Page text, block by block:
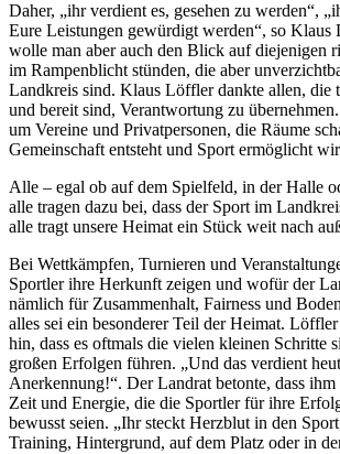
Daher, „ihr verdient es, gesehen zu werden“,
Eure Leistungen gewürdigt werden“, so
wolle man aber auch den Blick auf diejenigen
im Rampenblicht stünden, die aber
Landkreis sind. Klaus Löffler dankte allen, die
und bereit sind, Verantwortung zu
um Vereine und Privatpersonen, die Räume
Gemeinschaft entsteht und Sport ermöglicht
Alle – egal ob auf dem Spielfeld, in der Halle
alle tragen dazu bei, dass der Sport im
alle tragt unsere Heimat ein Stück weit nach
Bei Wettkämpfen, Turnieren und
Sportler ihre Herkunft zeigen und wofür der
nämlich für Zusammenhalt, Fairness und
alles sei ein besonderer Teil der Heimat.
hin, dass es oftmals die vielen kleinen Schritte
großen Erfolgen führen. „Und das verdient
Anerkennung!“. Der Landrat betonte, dass
Zeit und Energie, die die Sportler für ihre
bewusst seien. „Ihr steckt Herzblut in den
Training, Hintergrund, auf dem Platz oder in